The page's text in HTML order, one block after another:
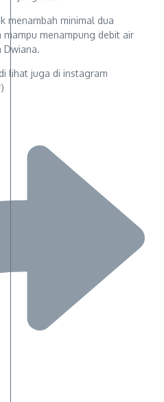
menambah minimal dua
mampu menampung debit air
Dwiana.
lihat juga di instagram